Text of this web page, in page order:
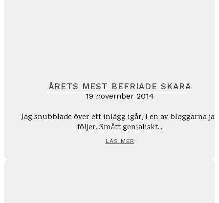
ÅRETS MEST BEFRIADE SKARA
19 november 2014
Jag snubblade över ett inlägg igår, i en av bloggarna jag
följer. Smått genialiskt...
LÄS MER